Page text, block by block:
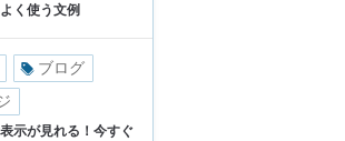
く使う文例
ブログ
示が見れる！今すぐ